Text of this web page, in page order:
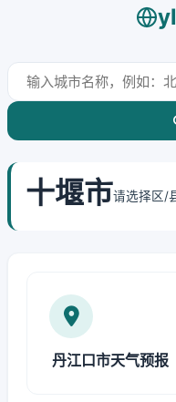
十堰市请选择区/
丹江口市天气预报